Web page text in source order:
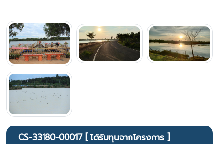
CS-33180-00017 [ ได้รับทุนจากโครงการ ]